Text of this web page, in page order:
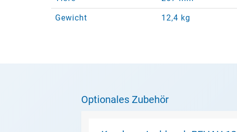
Gewicht 12,4 kg
Optionales Zubehör